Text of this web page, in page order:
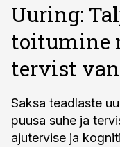
Uuring:
toitumine
tervist
Saksa teadlaste
puusa suhe ja
ajutervise ja